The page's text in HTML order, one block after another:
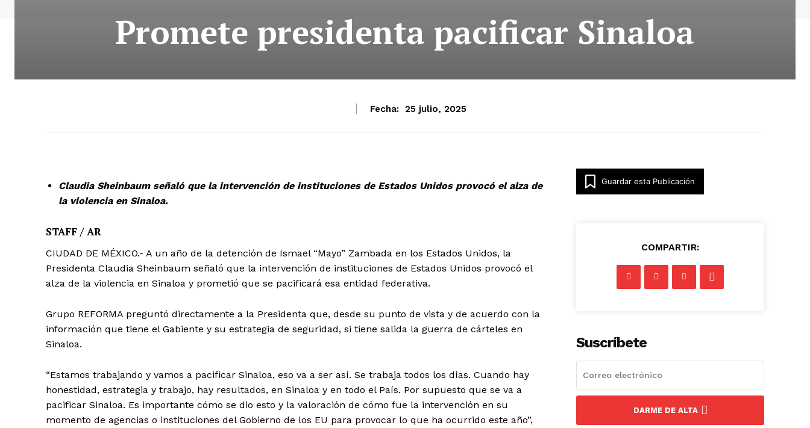
Promete presidenta pacificar Sinaloa
Fecha: 25 julio, 2025
Claudia Sheinbaum señaló que la intervención de instituciones de Estados Unidos provocó el alza de
la violencia en Sinaloa.
STAFF / AR
CIUDAD DE MÉXICO.- A un año de la detención de Ismael “Mayo” Zambada en los Estados Unidos, la
Presidenta Claudia Sheinbaum señaló que la intervención de instituciones de Estados Unidos provocó el
alza de la violencia en Sinaloa y prometió que se pacificará esa entidad federativa.
Grupo REFORMA preguntó directamente a la Presidenta que, desde su punto de vista y de acuerdo con la
información que tiene el Gabiente y su estrategia de seguridad, si tiene salida la guerra de cárteles en
Sinaloa.
“Estamos trabajando y vamos a pacificar Sinaloa, eso va a ser así. Se trabaja todos los días. Cuando hay
honestidad, estrategia y trabajo, hay resultados, en Sinaloa y en todo el País. Por supuesto que se va a
pacificar Sinaloa. Es importante cómo se dio esto y la valoración de cómo fue la intervención en su
momento de agencias o instituciones del Gobierno de los EU para provocar lo que ha ocurrido este año”,
Guardar esta Publicación
COMPARTIR:
Suscríbete
DARME DE ALTA